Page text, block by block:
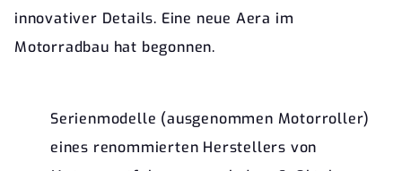
innovativer Details. Eine neue Aera im
Motorradbau hat begonnen.
Serienmodelle (ausgenommen Motorroller)
eines renommierten Herstellers von